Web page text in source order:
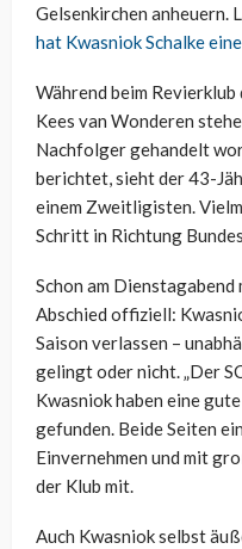
Gelsenkirchen anheuern.
hat Kwasniok Schalke
Während beim
Kees van Wonderen
Nachfolger gehandelt
berichtet, sieht der 43-
einem Zweitligisten.
Schritt in Richtung
Schon am Dienstagabend
Abschied offiziell:
Saison verlassen –
gelingt oder nicht. „Der
Kwasniok haben eine
gefunden. Beide Seiten
Einvernehmen und mit
der Klub mit.
Auch Kwasniok selbst